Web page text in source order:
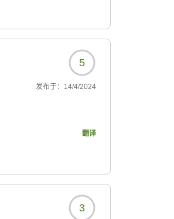
5
发布于： 14/4/2024
翻译
3